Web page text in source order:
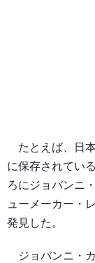
たとえば、日
に保存されてい
ろにジョバンニ
ューメーカー・
発見した。
ジョバンニ・